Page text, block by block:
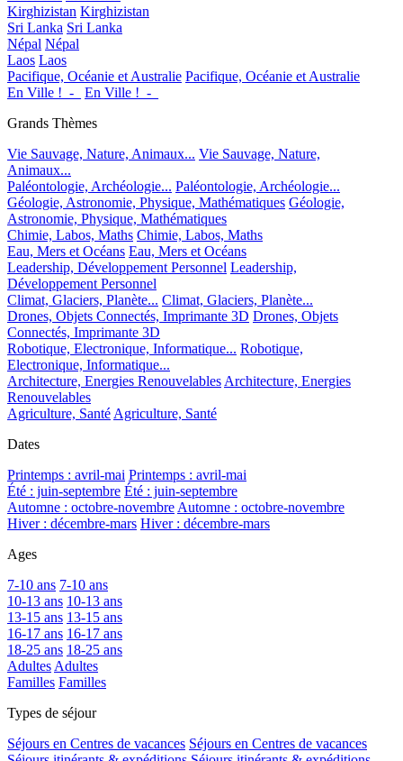
Kirghizistan Kirghizistan
Sri Lanka Sri Lanka
Népal Népal
Laos Laos
Pacifique, Océanie et Australie Pacifique, Océanie et Australie
En Ville !_-_
En Ville !_-_
Grands Thèmes
Vie Sauvage, Nature, Animaux... Vie Sauvage, Nature,
Animaux...
Paléontologie, Archéologie... Paléontologie, Archéologie...
Géologie, Astronomie, Physique, Mathématiques Géologie,
Astronomie, Physique, Mathématiques
Chimie, Labos, Maths Chimie, Labos, Maths
Eau, Mers et Océans Eau, Mers et Océans
Leadership, Développement Personnel Leadership,
Développement Personnel
Climat, Glaciers, Planète... Climat, Glaciers, Planète...
Drones, Objets Connectés, Imprimante 3D Drones, Objets
Connectés, Imprimante 3D
Robotique, Electronique, Informatique... Robotique,
Electronique, Informatique...
Architecture, Energies Renouvelables Architecture, Energies
Renouvelables
Agriculture, Santé Agriculture, Santé
Dates
Printemps : avril-mai Printemps : avril-mai
Été : juin-septembre Été : juin-septembre
Automne : octobre-novembre Automne : octobre-novembre
Hiver : décembre-mars Hiver : décembre-mars
Ages
7-10 ans 7-10 ans
10-13 ans 10-13 ans
13-15 ans 13-15 ans
16-17 ans 16-17 ans
18-25 ans 18-25 ans
Adultes Adultes
Familles Familles
Types de séjour
Séjours en Centres de vacances Séjours en Centres de vacances